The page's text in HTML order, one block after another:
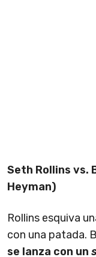
Seth Rollins vs.
Heyman)
Rollins esquiva
con una patada.
se lanza con un